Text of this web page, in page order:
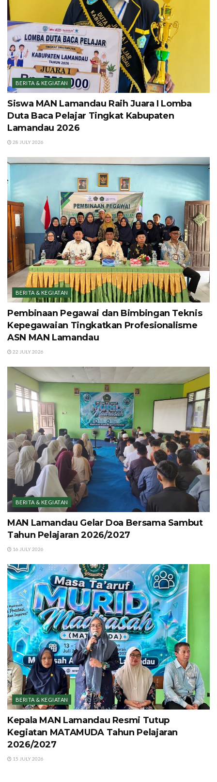
BERITA & KEGIATAN
Siswa MAN Lamandau Raih Juara I Lomba
Duta Baca Pelajar Tingkat Kabupaten
Lamandau 2026
28 JULY 2026
BERITA & KEGIATAN
Pembinaan Pegawai dan Bimbingan Teknis
Kepegawaian Tingkatkan Profesionalisme
ASN MAN Lamandau
22 JULY 2026
BERITA & KEGIATAN
MAN Lamandau Gelar Doa Bersama Sambut
Tahun Pelajaran 2026/2027
16 JULY 2026
BERITA & KEGIATAN
Kepala MAN Lamandau Resmi Tutup
Kegiatan MATAMUDA Tahun Pelajaran
2026/2027
15 JULY 2026